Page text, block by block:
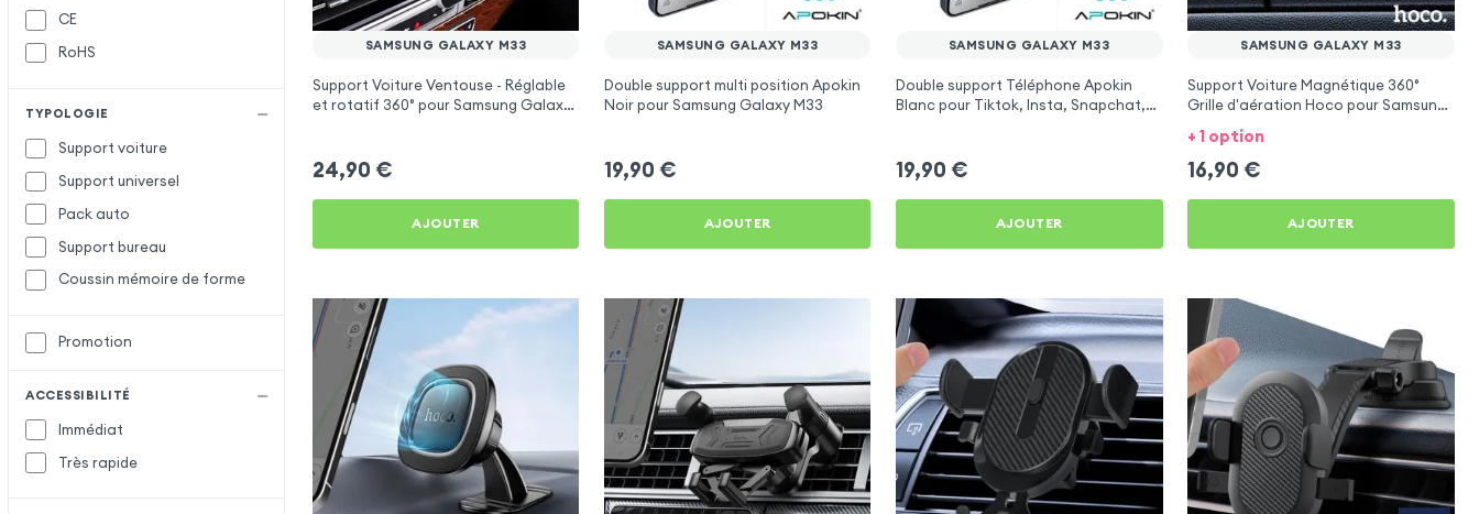
CE
RoHS
TYPOLOGIE
Support voiture
Support universel
Pack auto
Support bureau
Coussin mémoire de forme
Promotion
ACCESSIBILITÉ
Immédiat
Très rapide
SAMSUNG GALAXY M33
Support Voiture Ventouse - Réglable
et rotatif 360° pour Samsung Galaxy
24,90 €
AJOUTER
SAMSUNG GALAXY M33
Double support multi position Apokin
Noir pour Samsung Galaxy M33
19,90 €
AJOUTER
SAMSUNG GALAXY M33
Double support Téléphone Apokin
Blanc pour Tiktok, Insta, Snapchat,
19,90 €
AJOUTER
SAMSUNG GALAXY M33
Support Voiture Magnétique 360°
Grille d'aération Hoco pour Samsung
Galaxy M33
+ 1 option
16,90 €
AJOUTER